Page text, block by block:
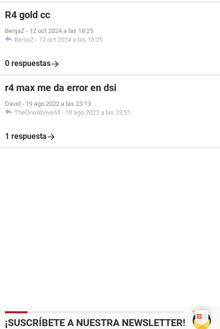
R4 gold cc
BenjaZ - 12 oct 2024 a las 18:25
BenjaZ - 12 oct 2024 a las 18:25
0 respuestas
r4 max me da error en dsi
David - 19 ago 2022 a las 23:13
TheOneAboveAll - 19 ago 2022 a las 23:51
1 respuesta
¡SUSCRÍBETE A NUESTRA NEWSLETTER!